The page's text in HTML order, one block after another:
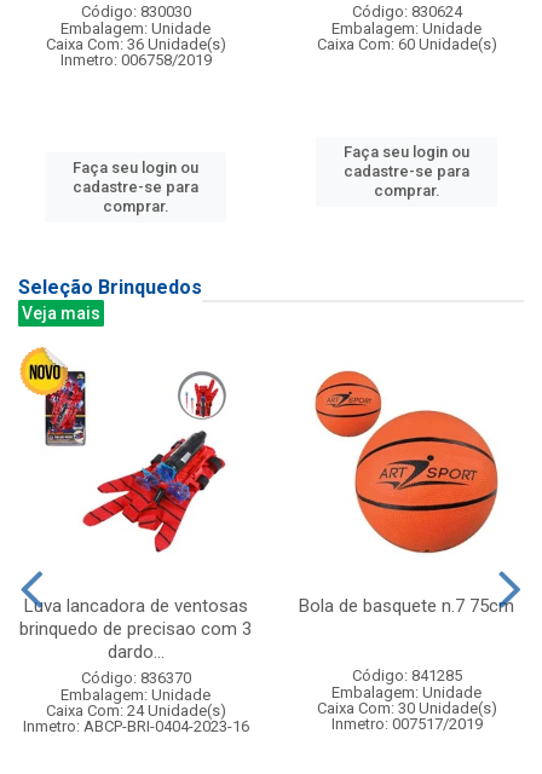
Código: 830030
Embalagem: Unidade
Caixa Com: 36 Unidade(s)
Inmetro: 006758/2019
Faça seu login ou
cadastre-se para
comprar.
Código: 830624
Embalagem: Unidade
Caixa Com: 60 Unidade(s)
Faça seu login ou
cadastre-se para
comprar.
Seleção Brinquedos
Veja mais
Luva lancadora de ventosas
brinquedo de precisao com 3
dardo...
Código: 836370
Embalagem: Unidade
Caixa Com: 24 Unidade(s)
Inmetro: ABCP-BRI-0404-2023-16
Bola de basquete n.7 75cm
Código: 841285
Embalagem: Unidade
Caixa Com: 30 Unidade(s)
Inmetro: 007517/2019